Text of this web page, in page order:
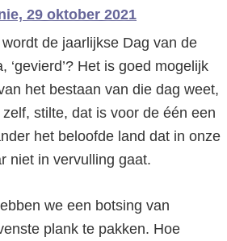
29 oktober 2021
de jaarlijkse Dag van de
‘gevierd’? Het is goed mogelijk
het bestaan van die dag weet,
stilte, dat is voor de één een
het beloofde land dat in onze
niet in vervulling gaat.
we een botsing van
plank te pakken. Hoe